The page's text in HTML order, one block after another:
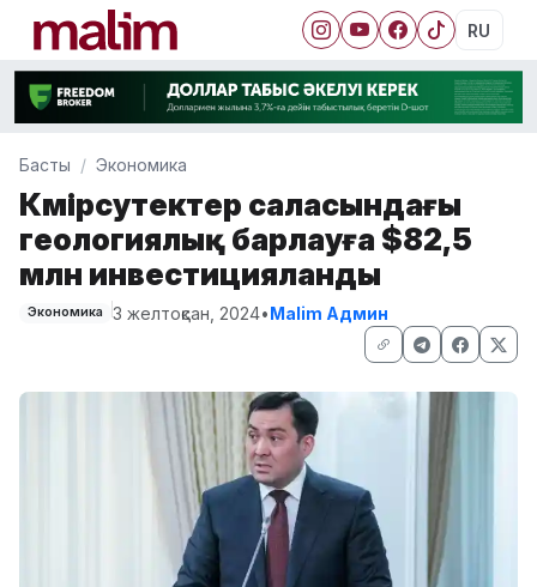
RU
Басты Экономика
Көмірсутектер саласындағы
геологиялық барлауға $82,5
млн инвестицияланды
Экономика 3 желтоқсан, 2024•Malim Админ